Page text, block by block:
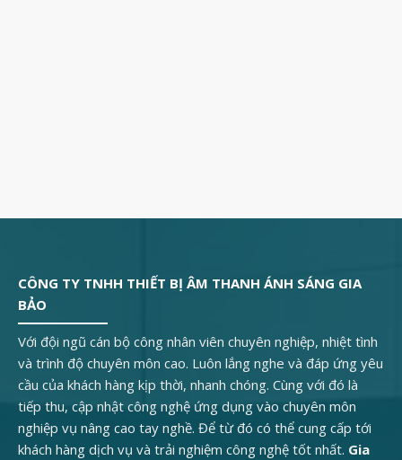
CÔNG TY TNHH THIẾT BỊ ÂM THANH ÁNH SÁNG GIA
BẢO
Với đội ngũ cán bộ công nhân viên chuyên nghiệp, nhiệt tình
và trình độ chuyên môn cao. Luôn lắng nghe và đáp ứng yêu
cầu của khách hàng kịp thời, nhanh chóng. Cùng với đó là
tiếp thu, cập nhật công nghệ ứng dụng vào chuyên môn
nghiệp vụ nâng cao tay nghề. Để từ đó có thể cung cấp tới
khách hàng dịch vụ và trải nghiệm công nghệ tốt nhất. Gia